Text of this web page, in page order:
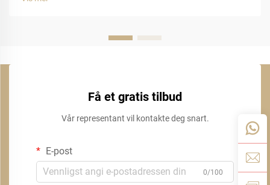
Få et gratis tilbud
Vår representant vil kontakte deg snart.
E-post
0/100